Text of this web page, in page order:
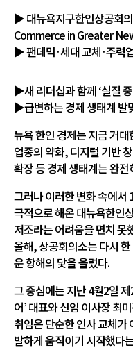
▶ 대뉴욕지구한인상공회
Commerce in Greater
▶ 팬데믹·세대 교체·주력
▶새 리더십과 함께 ‘실질
▶급변하는 경제 생태계 발
뉴욕 한인 경제는 지금 거
업종의 약화, 디지털 기반
확장 등 경제 생태계는 완
그러나 이러한 변화 속에서
극적으로 해온 대뉴욕한인
저조라는 어려움을 면치 못
올해, 상공회의소는 다시 한
운 항해의 닻을 올렸다.
그 중심에는 지난 4월2일
어’ 대표와 신임 이사장 최
취임은 단순한 인사 교체가
발하게 움직이기 시작했다